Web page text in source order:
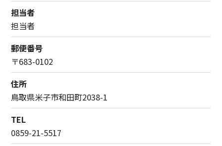
担当者
担当者
郵便番号
〒683-0102
住所
鳥取県米子市和田町2038-1
TEL
0859-21-5517